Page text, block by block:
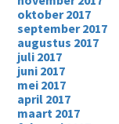
oktober 2017
september 2017
augustus 2017
juli 2017
juni 2017
mei 2017
april 2017
maart 2017